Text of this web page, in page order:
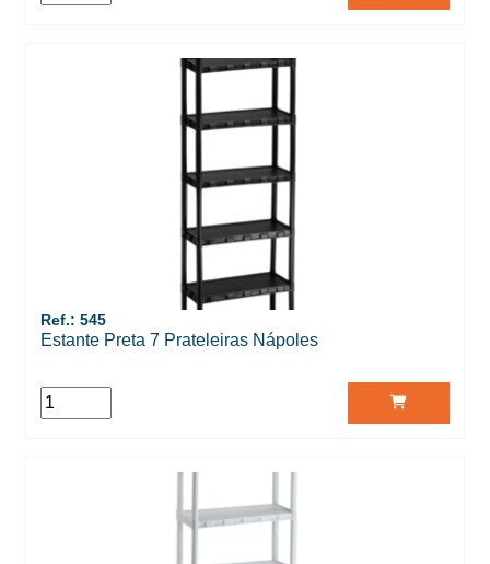
Ref.: 545
Estante Preta 7 Prateleiras Nápoles